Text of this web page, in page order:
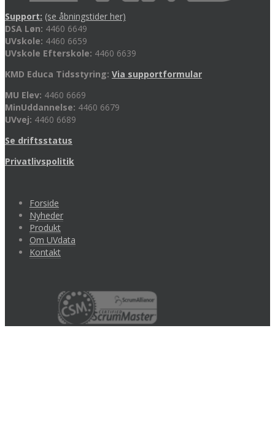
Support: (se åbningstider her)
DSA Løn: 4460 6649
UVskole: 4460 6659
UVskole Efterskole: 4460 6639
KMD Educa Tidsstyring: Via supportformular
MU Elev: 4460 6669
MinUddannelse: 4460 6679
UVvej: 4460 6689
Se driftsstatus
Privatlivspolitik
Forside
Nyheder
Produkt
Om UVdata
Kontakt